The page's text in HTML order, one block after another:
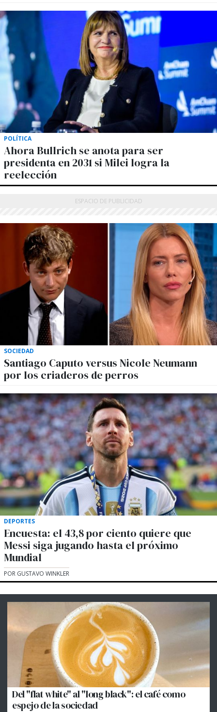
POLÍTICA
Ahora Bullrich se anota para ser
presidenta en 2031 si Milei logra la
reelección
SOCIEDAD
Santiago Caputo versus Nicole Neumann
por los criaderos de perros
DEPORTES
Encuesta: el 43,8 por ciento quiere que
Messi siga jugando hasta el próximo
Mundial
POR GUSTAVO WINKLER
Del "flat white" al "long black": el café como
espejo de la sociedad